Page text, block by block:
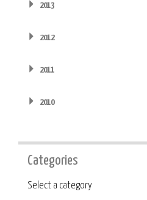
2013
2012
2011
2010
Categories
Category
Select a category